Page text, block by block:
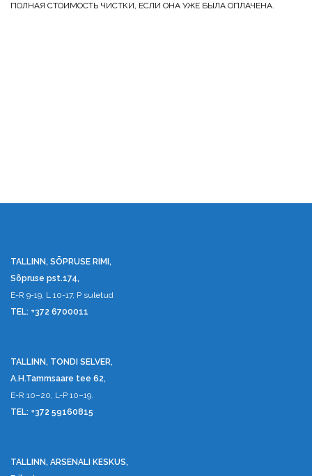
ПОЛНАЯ СТОИМОСТЬ ЧИСТКИ, ЕСЛИ ОНА УЖЕ БЫЛА ОПЛАЧЕНА.
TALLINN, SÕPRUSE RIMI,
Sõpruse pst.174,
E-R 9-19, L 10-17, P suletud
TEL: +372 6700011
TALLINN, TONDI SELVER,
A.H.Tammsaare tee 62,
E-R 10–20, L-P 10–19.
TEL: +372 59160815
TALLINN, ARSENALI KESKUS,